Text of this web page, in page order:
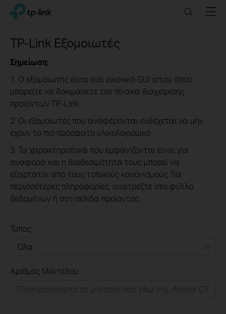
Click
the
navigation
bar
TP-Link, Reliably Smart SearchMenu
TP-Link Εξομοιωτές
Σημείωση:
1. Ο εξομοιωτής είναι ένα εικονικό GUI ιστού όπου
μπορείτε να δοκιμάσετε τον πίνακα διαχείρισης
προϊόντων TP-Link.
2. Οι εξομοιωτές που αναφέρονται ενδέχεται να μην
έχουν το πιο πρόσφατο υλικολογισμικό.
3. Τα χαρακτηριστικά που εμφανίζονται είναι για
αναφορά και η διαθεσιμότητά τους μπορεί να
εξαρτάται από τους τοπικούς κανονισμούς. Για
περισσότερες πληροφορίες, ανατρέξτε στο φύλλο
δεδομένων ή στη σελίδα προϊόντος.
Τύπος:
Αριθμός Μοντέλου: